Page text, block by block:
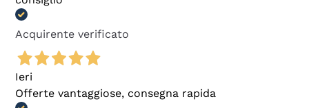
Acquirente verificato
Ieri
Offerte vantaggiose, consegna rapida